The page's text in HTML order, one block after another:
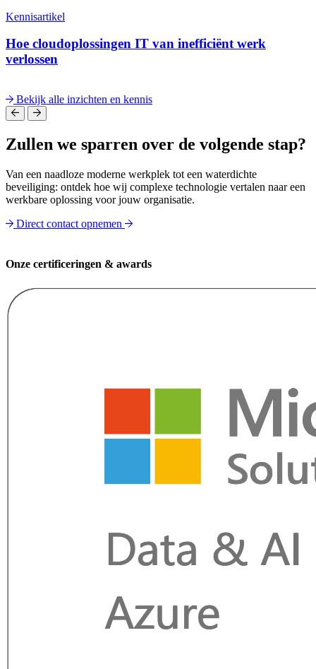
Kennisartikel
Hoe cloudoplossingen IT van inefficiënt werk
verlossen
Bekijk alle inzichten en kennis
Zullen we sparren over de volgende stap?
Van een naadloze moderne werkplek tot een waterdichte
beveiliging: ontdek hoe wij complexe technologie vertalen naar een
werkbare oplossing voor jouw organisatie.
Direct contact opnemen
Onze certificeringen & awards